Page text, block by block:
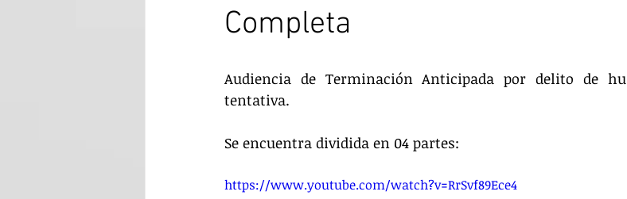
Completa
Audiencia de Terminación Anticipada por delito de
tentativa.
Se encuentra dividida en 04 partes:
https://www.youtube.com/watch?v=RrSvf89Ece4